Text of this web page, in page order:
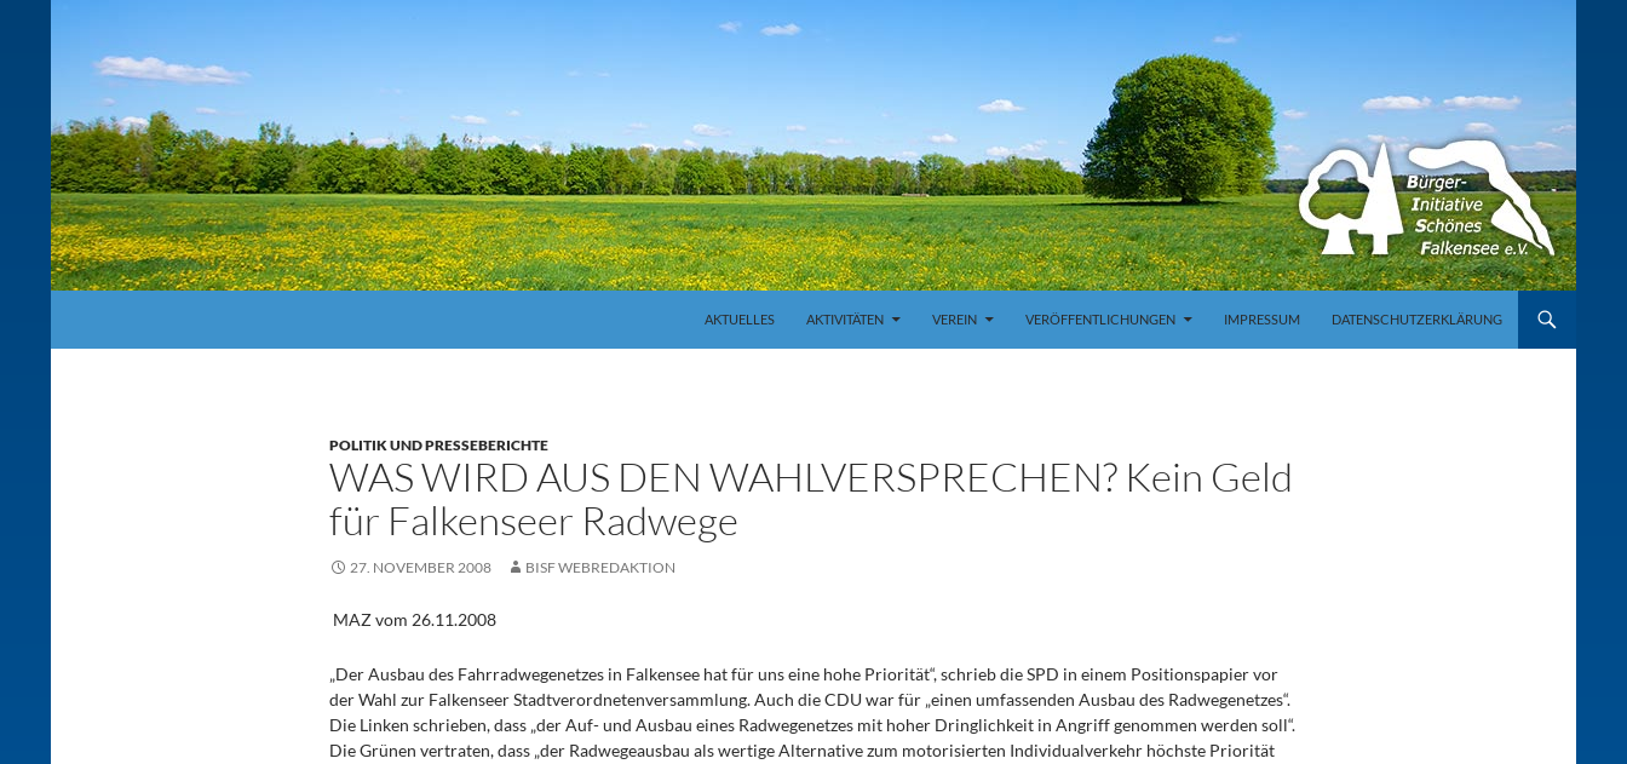
AKTUELLES
AKTIVITÄTEN VEREIN VERÖFFENTLICHUNGEN IMPRESSUM DATENSCHUTZERKLÄRUNG
POLITIK UND PRESSEBERICHTE
WAS WIRD AUS DEN WAHLVERSPRECHEN? Kein Geld
für Falkenseer Radwege
27. NOVEMBER 2008 BISF WEBREDAKTION
MAZ vom 26.11.2008
„Der Ausbau des Fahrradwegenetzes in Falkensee hat für uns eine hohe Priorität“, schrieb die SPD in einem Positionspapier vor
der Wahl zur Falkenseer Stadtverordnetenversammlung. Auch die CDU war für „einen umfassenden Ausbau des Radwegenetzes“.
Die Linken schrieben, dass „der Auf- und Ausbau eines Radwegenetzes mit hoher Dringlichkeit in Angriff genommen werden soll“.
Die Grünen vertraten, dass „der Radwegeausbau als wertige Alternative zum motorisierten Individualverkehr höchste Priorität